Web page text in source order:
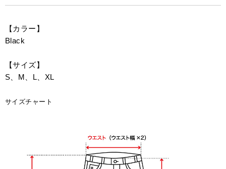
【カラー】
Black
【サイズ】
S、M、L、XL
サイズチャート